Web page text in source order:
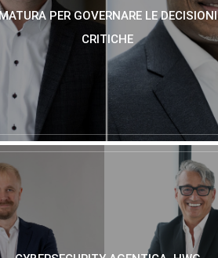
PER GOVERNARE LE DECISIONI
CRITICHE